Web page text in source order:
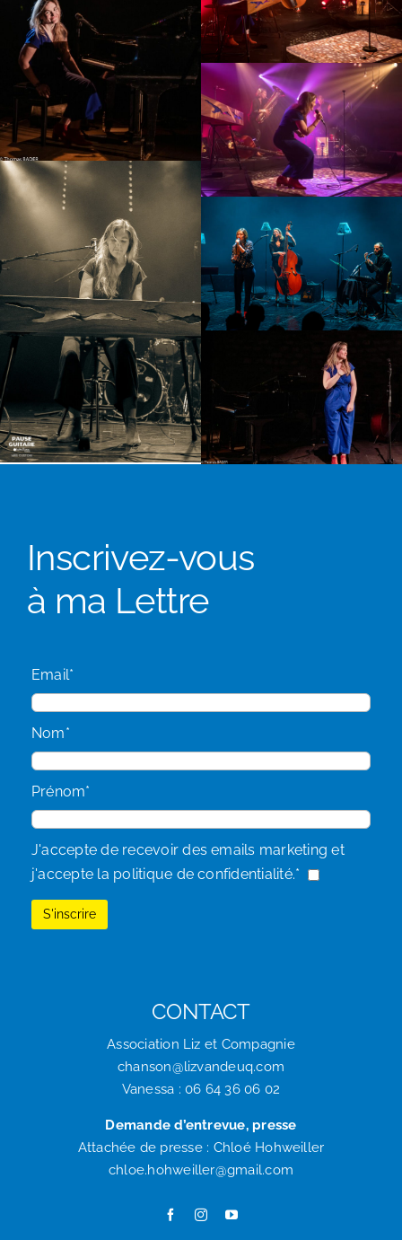
Inscrivez-vous
à ma Lettre
Email*
Nom*
Prénom*
J'accepte de recevoir des emails marketing et
j'accepte la politique de confidentialité.*
CONTACT
Association Liz et Compagnie
chanson@lizvandeuq.com
Vanessa : 06 64 36 06 02
Demande d’entrevue, presse
Attachée de presse : Chloé Hohweiller
chloe.hohweiller@gmail.com